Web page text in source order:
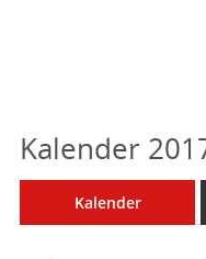
Kalender
Kalender